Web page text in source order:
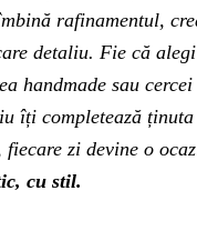
rafinamentul,
detaliu. Fie că
handmade sau
îți completează
zi devine o
cu stil.